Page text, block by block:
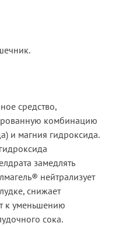
средство,
комбинацию
и магния гидроксида.
замедлять
нейтрализует
снижает
к уменьшению
сока.